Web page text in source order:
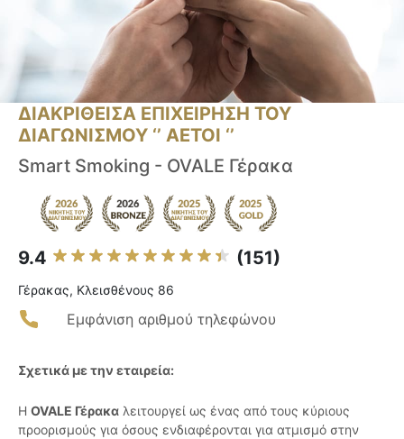
ΔΙΑΚΡΙΘΕΙΣΑ ΕΠΙΧΕΙΡΗΣΗ ΤΟΥ
ΔΙΑΓΩΝΙΣΜΟΥ ‘’ ΑΕΤΟΙ ‘’
Smart Smoking - OVALE Γέρακα
9.4 (151)
Γέρακας, Κλεισθένους 86
Εμφάνιση αριθμού τηλεφώνου
Σχετικά με την εταιρεία:
Η OVALE Γέρακα λειτουργεί ως ένας από τους κύριους
προορισμούς για όσους ενδιαφέρονται για ατμισμό στην